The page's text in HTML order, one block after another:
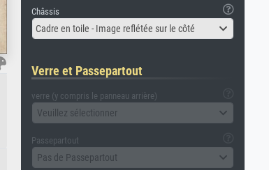
Châssis
Cadre en toile - Image reflétée sur le côté
Verre et Passepartout
verre (y compris le panneau arrière)
Veuillez sélectionner
Passepartout
Pas de Passepartout